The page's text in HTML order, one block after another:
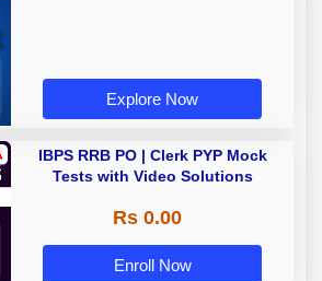
Explore Now
IBPS RRB PO | Clerk PYP Mock
Tests with Video Solutions
Rs 0.00
Enroll Now